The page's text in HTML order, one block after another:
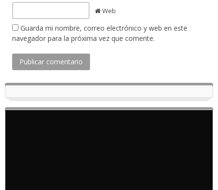
Web
Guarda mi nombre, correo electrónico y web en este
navegador para la próxima vez que comente.